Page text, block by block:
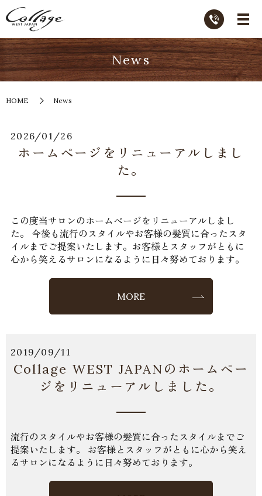
News
HOME News
2026/01/26
ホームページをリニューアルしまし
た。
この度当サロンのホームページをリニューアルしまし
た。 今後も流行のスタイルやお客様の髪質に合ったスタ
イルまでご提案いたします。お客様とスタッフがともに
心から笑えるサロンになるように日々努めております。
MORE
2019/09/11
Collage WEST JAPANのホームペー
ジをリニューアルしました。
流行のスタイルやお客様の髪質に合ったスタイルまでご
提案いたします。 お客様とスタッフがともに心から笑え
るサロンになるように日々努めております。